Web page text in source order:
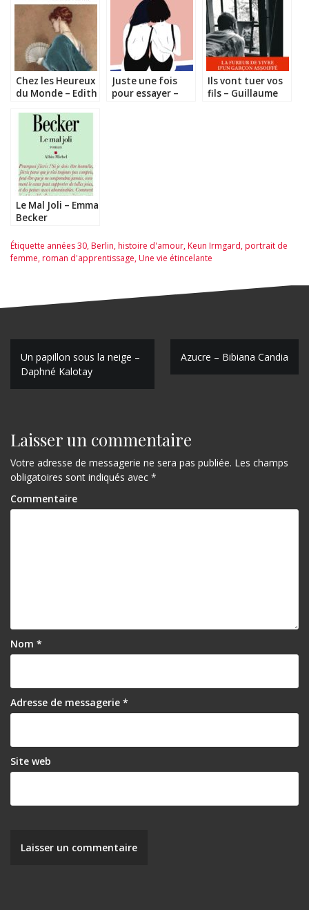
Chez les Heureux
du Monde – Edith
Juste une fois
pour essayer –
Ils vont tuer vos
fils – Guillaume
Le Mal Joli – Emma
Becker
Étiquette années 30,Berlin,histoire d'amour,Keun Irmgard,portrait de
femme,roman d'apprentissage,Une vie étincelante
N
a
i
g
a
t
l
’
a
r
i
c
l
Un papillon sous la neige –
Daphné Kalotay
Azucre – Bibiana Candia
Laisser un commentaire
Votre adresse de messagerie ne sera pas publiée. Les champs
obligatoires sont indiqués avec *
Commentaire
Nom *
Adresse de messagerie *
Site web